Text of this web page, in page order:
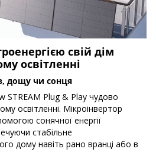
свій дім
освітленні
дощу чи сонця
STREAM Plug & Play чудово
освітленні. Мікроінвертор
сонячної енергії
стабільне
дому навіть рано вранці або в